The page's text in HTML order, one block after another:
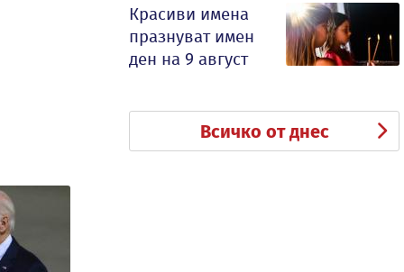
Красиви имена
празнуват имен
ден на 9 август
Всичко от днес